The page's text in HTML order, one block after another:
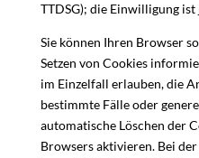
TTDSG); die Einwilligung
Sie können Ihren Browser
Setzen von Cookies
im Einzelfall erlauben, die
bestimmte Fälle oder
automatische Löschen der
Browsers aktivieren. Bei